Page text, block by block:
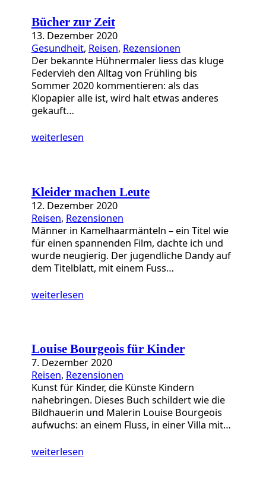
Bücher zur Zeit
13. Dezember 2020
Gesundheit, Reisen, Rezensionen
Der bekannte Hühnermaler liess das kluge
Federvieh den Alltag von Frühling bis
Sommer 2020 kommentieren: als das
Klopapier alle ist, wird halt etwas anderes
gekauft…
weiterlesen
Kleider machen Leute
12. Dezember 2020
Reisen, Rezensionen
Männer in Kamelhaarmänteln – ein Titel wie
für einen spannenden Film, dachte ich und
wurde neugierig. Der jugendliche Dandy auf
dem Titelblatt, mit einem Fuss…
weiterlesen
Louise Bourgeois für Kinder
7. Dezember 2020
Reisen, Rezensionen
Kunst für Kinder, die Künste Kindern
nahebringen. Dieses Buch schildert wie die
Bildhauerin und Malerin Louise Bourgeois
aufwuchs: an einem Fluss, in einer Villa mit…
weiterlesen